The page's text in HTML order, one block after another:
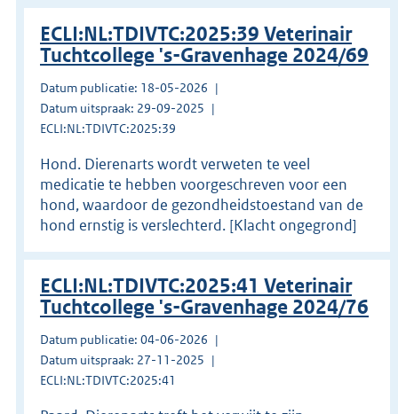
ECLI:NL:TDIVTC:2025:39 Veterinair
Tuchtcollege 's-Gravenhage 2024/69
Datum publicatie: 18-05-2026
Datum uitspraak: 29-09-2025
ECLI:NL:TDIVTC:2025:39
Hond. Dierenarts wordt verweten te veel
medicatie te hebben voorgeschreven voor een
hond, waardoor de gezondheidstoestand van de
hond ernstig is verslechterd. [Klacht ongegrond]
ECLI:NL:TDIVTC:2025:41 Veterinair
Tuchtcollege 's-Gravenhage 2024/76
Datum publicatie: 04-06-2026
Datum uitspraak: 27-11-2025
ECLI:NL:TDIVTC:2025:41